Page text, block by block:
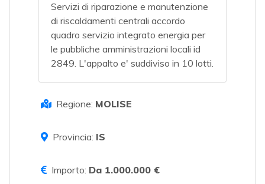
Servizi di riparazione e manutenzione
di riscaldamenti centrali accordo
quadro servizio integrato energia per
le pubbliche amministrazioni locali id
2849. L'appalto e' suddiviso in 10 lotti.
Regione: MOLISE
Provincia: IS
Importo: Da 1.000.000 €